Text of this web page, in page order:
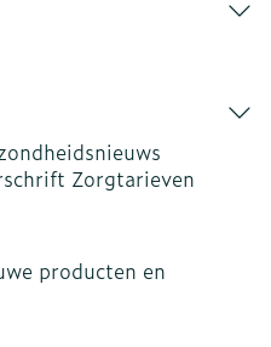
Zorgtarieven
producten en